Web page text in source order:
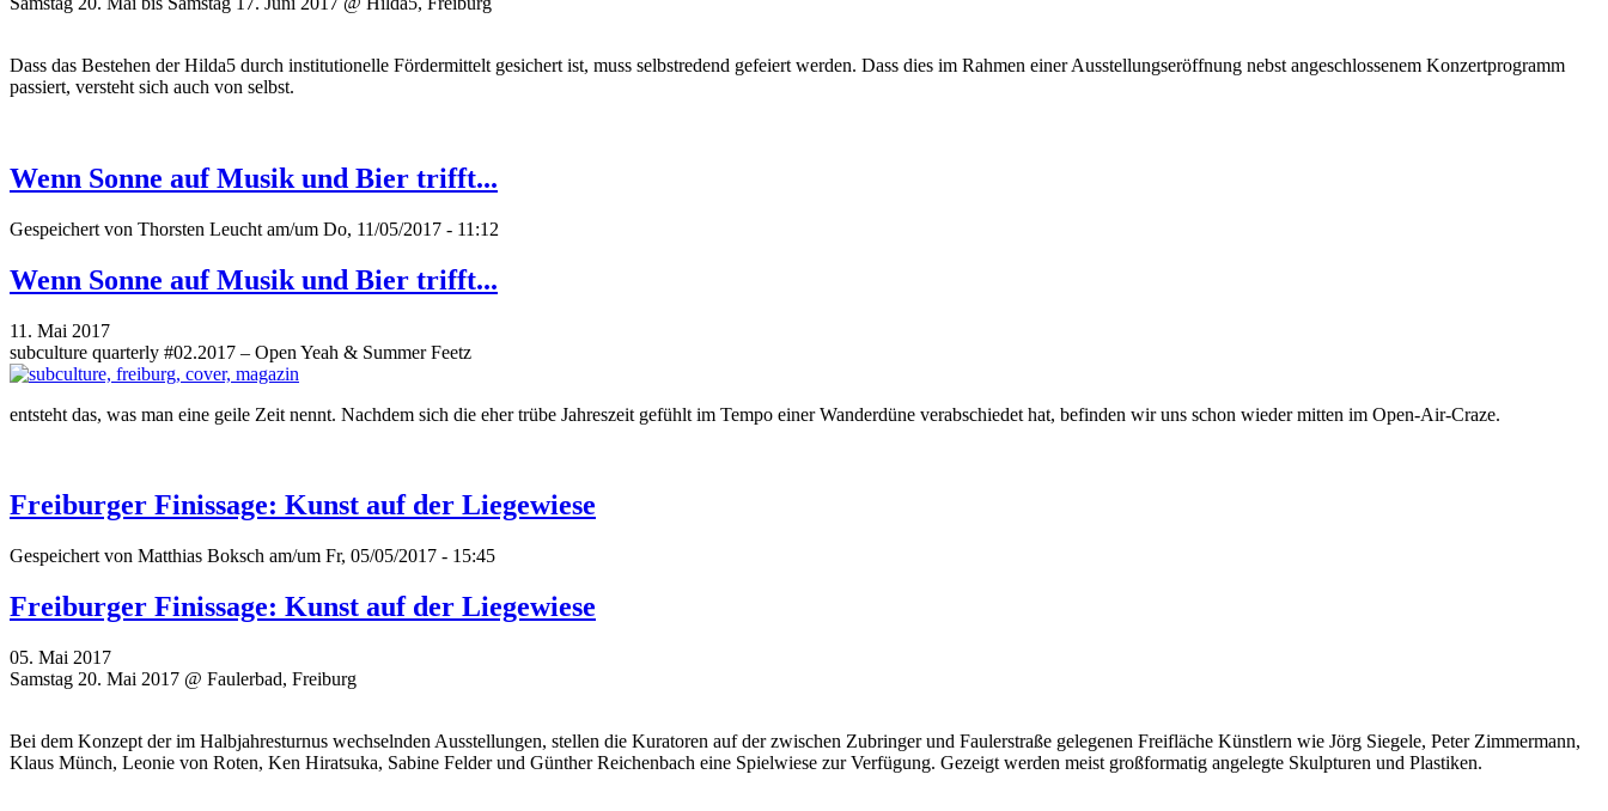
Dass das Bestehen der Hilda5 durch institutionelle Fördermittelt gesichert ist, muss selbstredend gefeiert werden. Dass dies im Rahmen einer Ausstellungseröffnung nebst angeschlossenem Konzertprogramm
passiert, versteht sich auch von selbst.
Wenn Sonne auf Musik und Bier trifft...
Gespeichert von Thorsten Leucht am/um Do, 11/05/2017 - 11:12
Wenn Sonne auf Musik und Bier trifft...
11. Mai 2017
subculture quarterly #02.2017 – Open Yeah & Summer Feetz
entsteht das, was man eine geile Zeit nennt. Nachdem sich die eher trübe Jahreszeit gefühlt im Tempo einer Wanderdüne verabschiedet hat, befinden wir uns schon wieder mitten im Open-Air-Craze.
Freiburger Finissage: Kunst auf der Liegewiese
Gespeichert von Matthias Boksch am/um Fr, 05/05/2017 - 15:45
Freiburger Finissage: Kunst auf der Liegewiese
05. Mai 2017
Samstag 20. Mai 2017 @ Faulerbad, Freiburg
Bei dem Konzept der im Halbjahresturnus wechselnden Ausstellungen, stellen die Kuratoren auf der zwischen Zubringer und Faulerstraße gelegenen Freifläche Künstlern wie Jörg Siegele, Peter Zimmermann,
Klaus Münch, Leonie von Roten, Ken Hiratsuka, Sabine Felder und Günther Reichenbach eine Spielwiese zur Verfügung. Gezeigt werden meist großformatig angelegte Skulpturen und Plastiken.